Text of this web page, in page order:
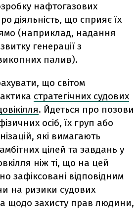
нафтогазових
діяльність, що сприяє їх
(наприклад, надання
генерації з
палив).
що світом
стратегічних судових
. Йдеться про позови
осіб, їх груп або
які вимагають
цілей та завдань у
ніж ті, що на цей
зафіксовані відповідним
на ризики судових
щодо захисту прав людини,